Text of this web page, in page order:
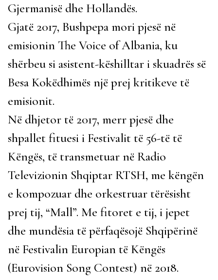
Gjermanisë dhe Hollandës.
Gjatë 2017, Bushpepa mori pjesë në
emisionin The Voice of Albania, ku
shërbeu si asistent-këshilltar i skuadrës së
Besa Kokëdhimës një prej kritikeve të
emisionit.
Në dhjetor të 2017, merr pjesë dhe
shpallet fituesi i Festivalit të 56-të të
Këngës, të transmetuar në Radio
Televizionin Shqiptar RTSH, me këngën
e kompozuar dhe orkestruar tërësisht
prej tij, “Mall”. Me fitoret e tij, i jepet
dhe mundësia të përfaqësojë Shqipërinë
në Festivalin Europian të Këngës
(Eurovision Song Contest) në 2018.